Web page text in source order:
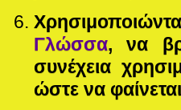
Γλώσσα, να
συνέχεια
ώστε να